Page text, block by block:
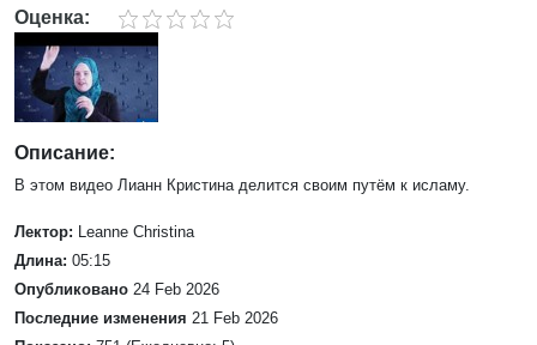
Оценка:
Описание:
В этом видео Лианн Кристина делится своим путём к исламу.
Лектор: Leanne Christina
Длина: 05:15
Опубликовано 24 Feb 2026
Последние изменения 21 Feb 2026